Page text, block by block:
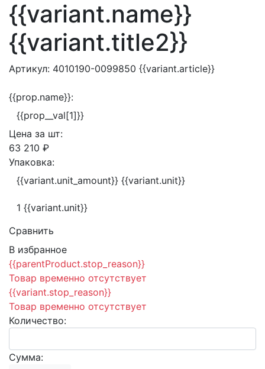
{{variant.name}}
{{variant.title2}}
Артикул: 4010190-0099850 {{variant.article}}
{{prop.name}}:
{{prop__val[1]}}
Цена за шт:
63 210 ₽
Упаковка:
{{variant.unit_amount}} {{variant.unit}}
1 {{variant.unit}}
Сравнить
В избранное
{{parentProduct.stop_reason}}
Товар временно отсутствует
{{variant.stop_reason}}
Товар временно отсутствует
Количество:
Сумма: